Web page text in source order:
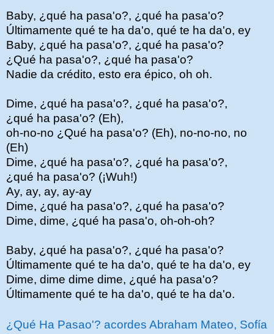
Baby, ¿qué ha pasa'o?, ¿qué ha pasa'o?
Últimamente qué te ha da'o, qué te ha da'o, ey
Baby, ¿qué ha pasa'o?, ¿qué ha pasa'o?
¿Qué ha pasa'o?, ¿qué ha pasa'o?
Nadie da crédito, esto era épico, oh oh.
Dime, ¿qué ha pasa'o?, ¿qué ha pasa'o?,
¿qué ha pasa'o? (Eh),
oh-no-no ¿Qué ha pasa'o? (Eh), no-no-no, no
(Eh)
Dime, ¿qué ha pasa'o?, ¿qué ha pasa'o?,
¿qué ha pasa'o? (¡Wuh!)
Ay, ay, ay, ay-ay
Dime, ¿qué ha pasa'o?, ¿qué ha pasa'o?
Dime, dime, ¿qué ha pasa'o, oh-oh-oh?
Baby, ¿qué ha pasa'o?, ¿qué ha pasa'o?
Últimamente qué te ha da'o, qué te ha da'o, ey
Dime, dime dime dime, ¿qué ha pasa'o?
Últimamente qué te ha da'o, qué te ha da'o.
¿Qué Ha Pasao'? acordes Abraham Mateo, Sofía